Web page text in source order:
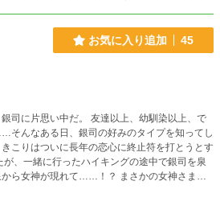
お気に入り追加 45
に片思い中だ。 友達以上、幼馴染以上、で
んなある日、銀司の好みのタイプを知ってし
こりはついに長年の恋心に終止符を打とうとす
れて……！？ まさかの女神さまの
直者にはどっちもあげるって…………いや、い